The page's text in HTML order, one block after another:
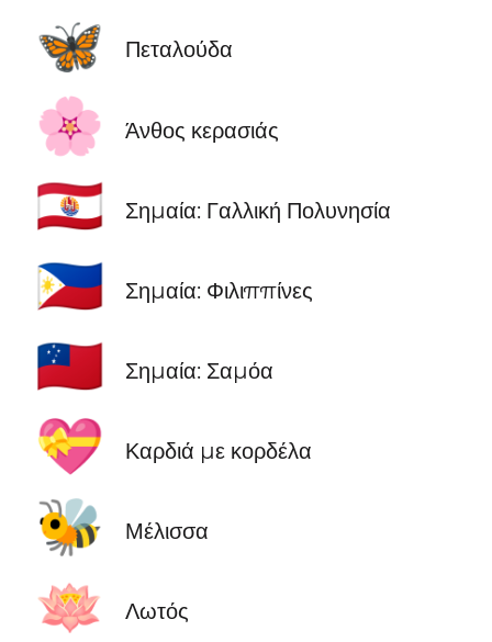
🦋 Πεταλούδα
🌸 Άνθος κερασιάς
🇵🇫 Σημαία: Γαλλική Πολυνησία
🇵🇭 Σημαία: Φιλιππίνες
🇼🇸 Σημαία: Σαμόα
💝 Καρδιά με κορδέλα
🐝 Μέλισσα
🪷 Λωτός